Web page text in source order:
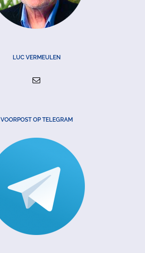
LUC VERMEULEN
VOORPOST OP TELEGRAM